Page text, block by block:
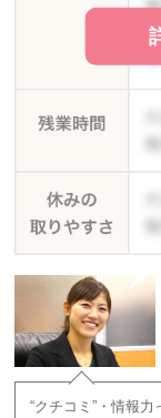
“クチコミ”・情報